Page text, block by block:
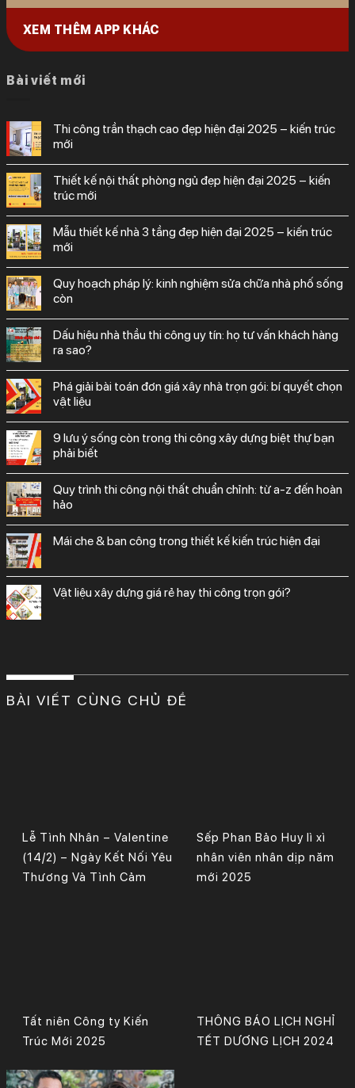
XEM THÊM APP KHÁC
Bài viết mới
thi công trần thạch cao đẹp hiện đại 2025 – kiến trúc
mới
thiết kế nội thất phòng ngủ đẹp hiện đại 2025 – kiến
trúc mới
mẫu thiết kế nhà 3 tầng đẹp hiện đại 2025 – kiến trúc
mới
quy hoạch pháp lý: kinh nghiệm sửa chữa nhà phố sống
còn
dấu hiệu nhà thầu thi công uy tín: họ tư vấn khách hàng
ra sao?
phá giải bài toán đơn giá xây nhà trọn gói: bí quyết chọn
vật liệu
9 lưu ý sống còn trong thi công xây dựng biệt thự bạn
phải biết
quy trình thi công nội thất chuẩn chỉnh: từ a-z đến hoàn
hảo
mái che & ban công trong thiết kế kiến trúc hiện đại
vật liệu xây dựng giá rẻ hay thi công trọn gói?
BÀI VIẾT CÙNG CHỦ ĐỀ
Lễ Tình Nhân – Valentine
(14/2) – Ngày Kết Nối Yêu
Thương Và Tình Cảm
Sếp Phan Bảo Huy lì xì
nhân viên nhân dịp năm
mới 2025
Tất niên Công ty Kiến
Trúc Mới 2025
THÔNG BÁO LỊCH NGHỈ
TẾT DƯƠNG LỊCH 2024